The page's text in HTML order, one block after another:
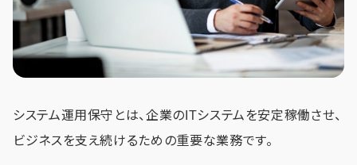
システム運用保守とは、企業のITシステムを安定稼働させ、
ビジネスを支え続けるための重要な業務です。